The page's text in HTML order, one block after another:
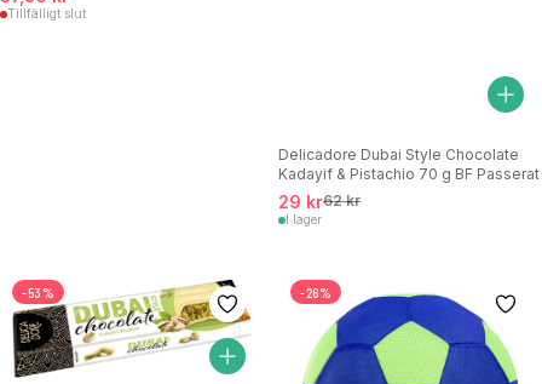
Tillfälligt slut
Delicadore Dubai Style Chocolate
Kadayif & Pistachio 70 g BF Passerat
29 kr62 kr
I lager
-53% -26%